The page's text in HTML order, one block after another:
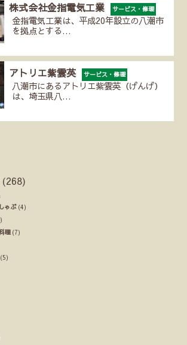
株式会社金指電気工業 サービス・修理
金指電気工業は、平成20年設立の八潮市
を拠点とする…
アトリエ紫雲英 サービス・修理
八潮市にあるアトリエ紫雲英（げんげ）
は、埼玉県八…
(268)
ゃぶ(4)
理(7)
(5)